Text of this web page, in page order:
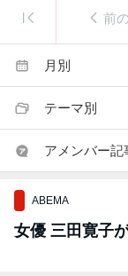
前
月別
テーマ別
アメンバー記
ABEMA
女優 三田寛子